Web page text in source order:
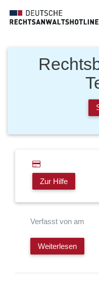
Zur Hilfe
Verfasst von am
Weiterlesen